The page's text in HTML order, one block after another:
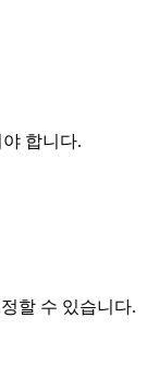
합니다.
할 수 있습니다.